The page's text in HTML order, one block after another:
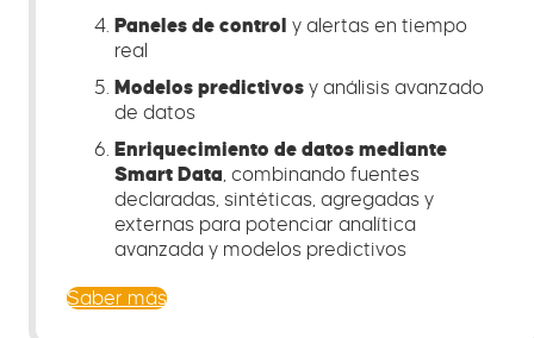
Paneles de control y alertas en tiempo
real
Modelos predictivosy análisis avanzado
de datos
Enriquecimiento de datos mediante
Smart Data, combinando fuentes
declaradas, sintéticas, agregadas y
externas para potenciar analítica
avanzada y modelos predictivos
Saber más